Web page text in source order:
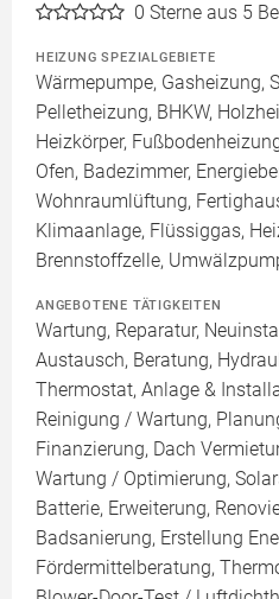
0 Sterne aus 5
HEIZUNG SPEZIALGEBIETE
Wärmepumpe, Gasheizung,
Pelletheizung, BHKW,
Heizkörper,
Ofen, Badezimmer,
Wohnraumlüftung,
Klimaanlage, Flüssiggas,
Brennstoffzelle,
ANGEBOTENE TÄTIGKEITEN
Wartung, Reparatur,
Austausch, Beratung,
Thermostat, Anlage &
Reinigung / Wartung,
Finanzierung, Dach
Wartung / Optimierung,
Batterie, Erweiterung,
Badsanierung, Erstellung
Fördermittelberatung,